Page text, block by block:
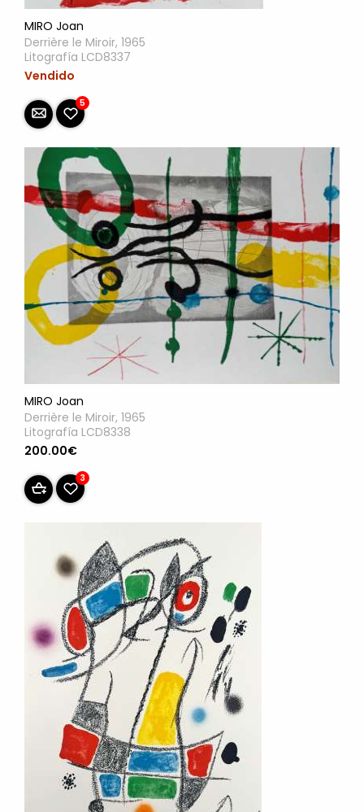
MIRO Joan
Derrière le Miroir, 1965
Litografía LCD8337
Vendido
5
MIRO Joan
Derrière le Miroir, 1965
Litografía LCD8338
200.00€
3